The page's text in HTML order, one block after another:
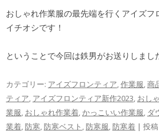
おしゃれ作業服の最先端を行くアイズフ
イチオシです！
ということで今回は鉄男がお送りしまし
カテゴリー: アイズフロンティア,作業服,商
ティア, アイズフロンティア新作2023, おし
業服, おしゃれ作業着,かっこいい作業服, ダ
業着,防寒,防寒ベスト ,防寒服,防寒着 | 投